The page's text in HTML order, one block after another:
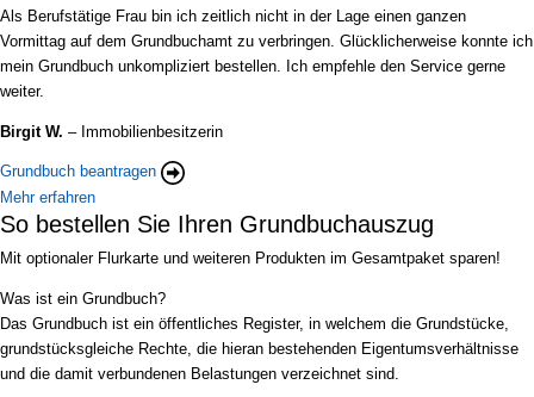
Als Berufstätige Frau bin ich zeitlich nicht in der Lage einen ganzen
Vormittag auf dem Grundbuchamt zu verbringen. Glücklicherweise konnte ich
mein Grundbuch unkompliziert bestellen. Ich empfehle den Service gerne
weiter.
Birgit W. – Immobilienbesitzerin
Grundbuch beantragen
Mehr erfahren
So bestellen Sie Ihren Grundbuchauszug
Mit optionaler Flurkarte und weiteren Produkten im Gesamtpaket sparen!
Was ist ein Grundbuch?
Das Grundbuch ist ein öffentliches Register, in welchem die Grundstücke,
grundstücksgleiche Rechte, die hieran bestehenden Eigentumsverhältnisse
und die damit verbundenen Belastungen verzeichnet sind.